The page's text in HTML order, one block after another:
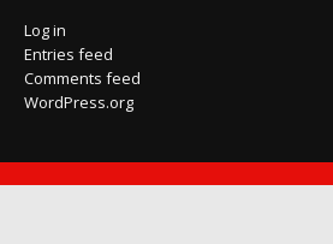
Log in
Entries feed
Comments feed
WordPress.org